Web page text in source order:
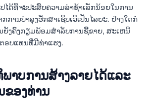
ໄດ້ທີ່ຈະປະສົບຄວາມລ່າຊ້າເລັກນ້ອຍໃນການ
ການບຳລຸງຮັກສາເຊີບເວີເປັນໄລຍະ. ຢ່າງໃດກໍ່
ຍັງຄົງກຽມພ້ອມສໍາລັບການຊື້ຂາຍ, ສະເຫນີ
ອບແທນທີ່ມີທ່າແຮງ.
າບການສ້າງລາຍໄດ້ແລະ
ຂອງທ່ານ